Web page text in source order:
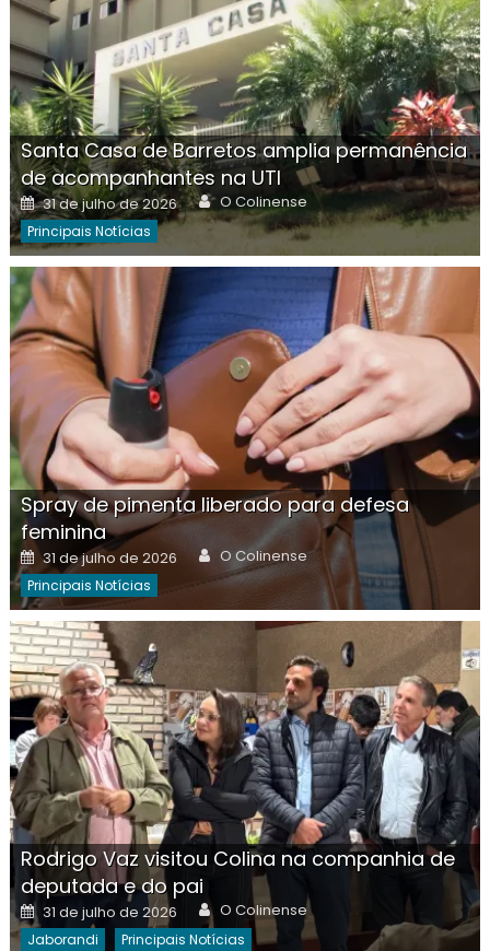
Santa Casa de Barretos amplia permanência
de acompanhantes na UTI
Posted
on
31 de julho de 2026 Author
O Colinense
Principais Notícias
Spray de pimenta liberado para defesa
feminina
Posted
on
31 de julho de 2026 Author
O Colinense
Principais Notícias
Rodrigo Vaz visitou Colina na companhia de
deputada e do pai
Posted
on
31 de julho de 2026 Author
O Colinense
Jaborandi Principais Notícias